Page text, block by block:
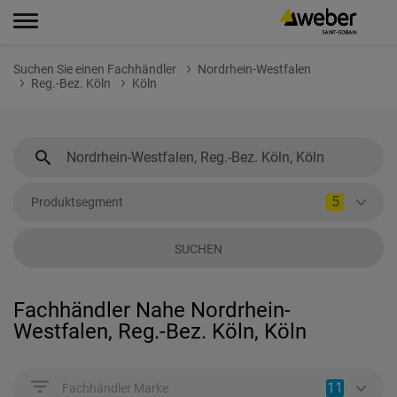
Suchen Sie einen Fachhändler
Nordrhein-Westfalen
Reg.-Bez. Köln
Köln
Produktsegment 5
SUCHEN
Fachhändler Nahe Nordrhein-
Westfalen, Reg.-Bez. Köln, Köln
Fachhändler Marke 11